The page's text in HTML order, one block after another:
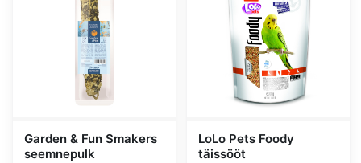
Garden & Fun Smakers
seemnepulk
LoLo Pets Foody
täissööt